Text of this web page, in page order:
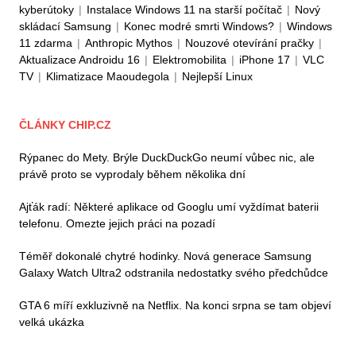
kyberútoky | Instalace Windows 11 na starší počítač | Nový
skládací Samsung | Konec modré smrti Windows? | Windows
11 zdarma | Anthropic Mythos | Nouzové otevírání pračky |
Aktualizace Androidu 16 | Elektromobilita | iPhone 17 | VLC
TV | Klimatizace Maoudegola | Nejlepší Linux
ČLÁNKY CHIP.CZ
Rýpanec do Mety. Brýle DuckDuckGo neumí vůbec nic, ale
právě proto se vyprodaly během několika dní
Ajťák radí: Některé aplikace od Googlu umí vyždímat baterii
telefonu. Omezte jejich práci na pozadí
Téměř dokonalé chytré hodinky. Nová generace Samsung
Galaxy Watch Ultra2 odstranila nedostatky svého předchůdce
GTA 6 míří exkluzivně na Netflix. Na konci srpna se tam objeví
velká ukázka